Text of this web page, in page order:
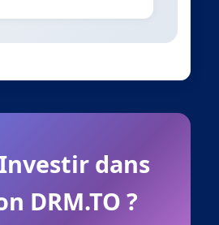
dans
DRM.TO ?